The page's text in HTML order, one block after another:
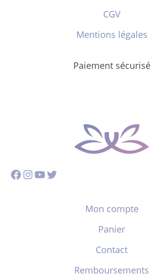
CGV
Mentions légales
Paiement sécurisé
Facebook
Instagram
YouTube
Twitter
Mon compte
Panier
Contact
Remboursements